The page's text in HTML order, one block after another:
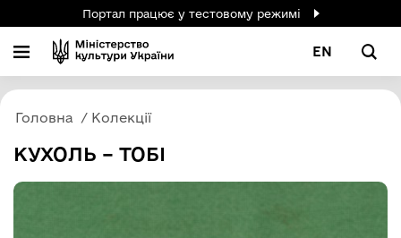
Портал працює у тестовому режимі
EN
Головна Колекції
КУХОЛЬ – ТОБІ